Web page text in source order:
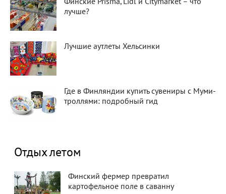
лучше?
Лучшие аутлеты Хельсинки
Где в Финляндии купить сувениры с Муми-
троллями: подробный гид
Отдых летом
Финский фермер превратил
картофельное поле в саванну